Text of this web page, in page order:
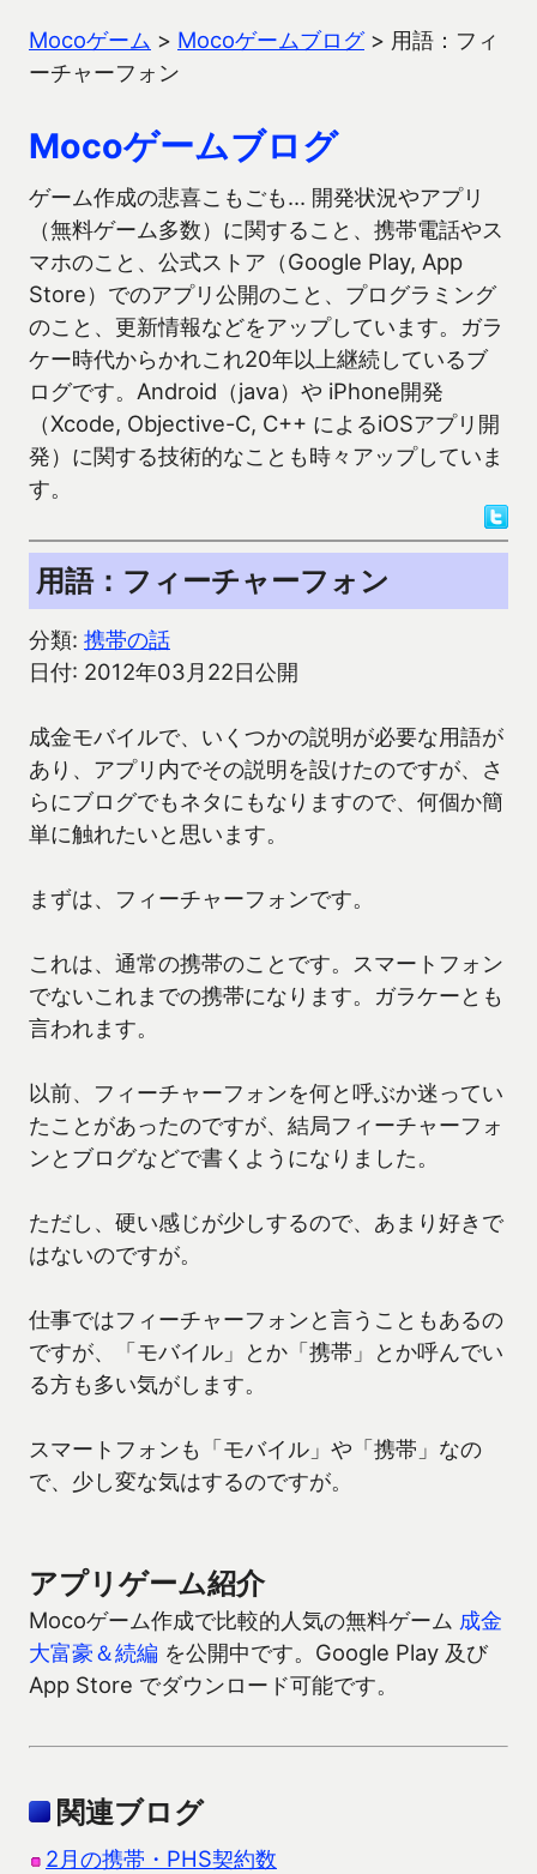
Mocoゲーム > Mocoゲームブログ> 用語：フィ
ーチャーフォン
Mocoゲームブログ
ゲーム作成の悲喜こもごも… 開発状況やアプリ
（無料ゲーム多数）に関すること、携帯電話やス
マホのこと、公式ストア（Google Play, App
Store）でのアプリ公開のこと、プログラミング
のこと、更新情報などをアップしています。ガラ
ケー時代からかれこれ20年以上継続しているブ
ログです。Android（java）や iPhone開発
（Xcode, Objective-C, C++ によるiOSアプリ開
発）に関する技術的なことも時々アップしていま
す。
用語：フィーチャーフォン
分類: 携帯の話
日付: 2012年03月22日公開
成金モバイルで、いくつかの説明が必要な用語が
あり、アプリ内でその説明を設けたのですが、さ
らにブログでもネタにもなりますので、何個か簡
単に触れたいと思います。
まずは、フィーチャーフォンです。
これは、通常の携帯のことです。スマートフォン
でないこれまでの携帯になります。ガラケーとも
言われます。
以前、フィーチャーフォンを何と呼ぶか迷ってい
たことがあったのですが、結局フィーチャーフォ
ンとブログなどで書くようになりました。
ただし、硬い感じが少しするので、あまり好きで
はないのですが。
仕事ではフィーチャーフォンと言うこともあるの
ですが、「モバイル」とか「携帯」とか呼んでい
る方も多い気がします。
スマートフォンも「モバイル」や「携帯」なの
で、少し変な気はするのですが。
アプリゲーム紹介
Mocoゲーム作成で比較的人気の無料ゲーム 成金
大富豪＆続編 を公開中です。Google Play 及び
App Store でダウンロード可能です。
関連ブログ
2月の携帯・PHS契約数